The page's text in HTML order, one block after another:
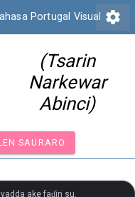
Portugal Visual settings
(Tsarin
Narkewar
Abinci)
SAURARO
ake faɗin su.